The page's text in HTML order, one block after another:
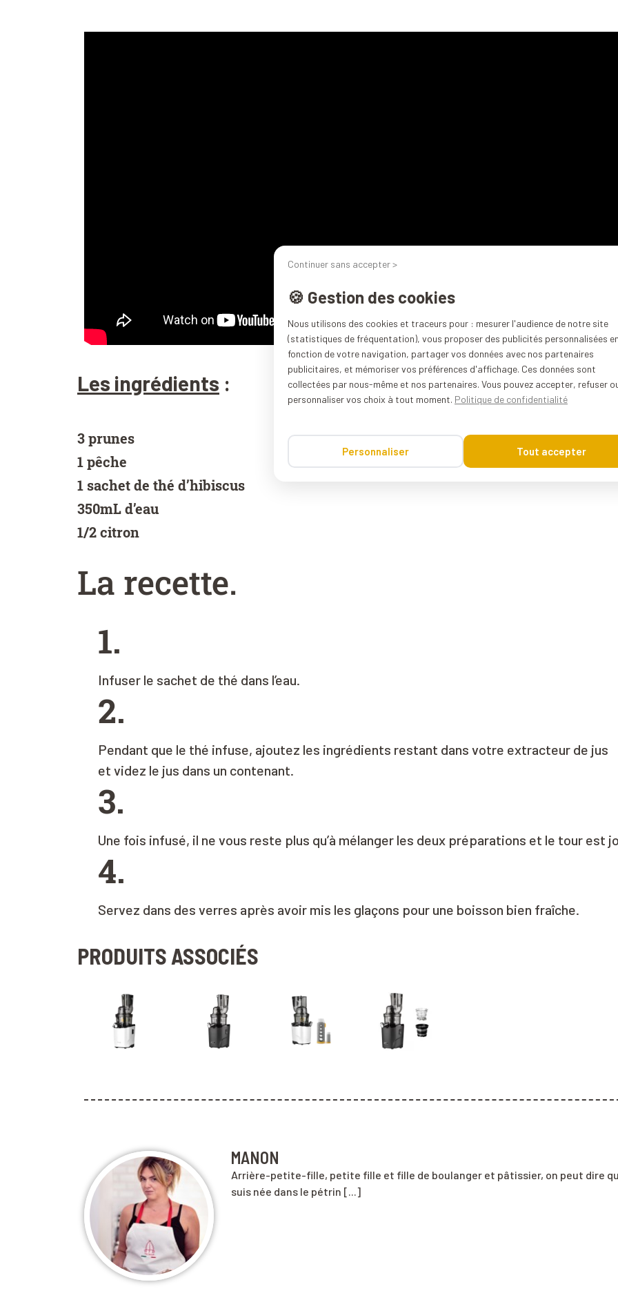
Les ingrédients :
3 prunes
1 pêche
1 sachet de thé d’hibiscus
350mL d’eau
1/2 citron
La recette.
1.
Infuser le sachet de thé dans l’eau.
2.
Pendant que le thé infuse, ajoutez les ingrédients restant dans votre extracteur de jus
et videz le jus dans un contenant.
3.
Une fois infusé, il ne vous reste plus qu’à mélanger les deux préparations et le tour est
4.
Servez dans des verres après avoir mis les glaçons pour une boisson bien fraîche.
PRODUITS ASSOCIÉS
MANON
Arrière-petite-fille, petite fille et fille de boulanger et pâtissier, on peut dire
suis née dans le pétrin [...]
Continuer sans accepter >
🍪 Gestion des cookies
Nous utilisons des cookies et traceurs pour : mesurer l'audience de notre site
(statistiques de fréquentation), vous proposer des publicités personnalisées
fonction de votre navigation, partager vos données avec nos partenaires
publicitaires, et mémoriser vos préférences d'affichage. Ces données sont
collectées par nous-même et nos partenaires. Vous pouvez accepter, refuser
personnaliser vos choix à tout moment. Politique de confidentialité
Personnaliser Tout accepter